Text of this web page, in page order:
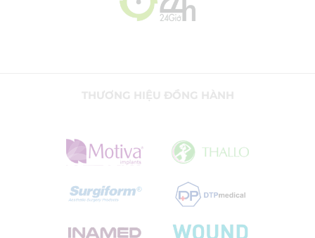
THƯƠNG HIỆU ĐỒNG HÀNH